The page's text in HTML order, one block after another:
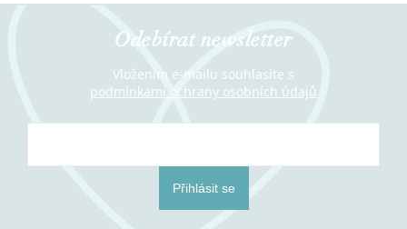
Odebírat newsletter
Vložením e-mailu souhlasíte s
podmínkami ochrany osobních údajů
Přihlásit se